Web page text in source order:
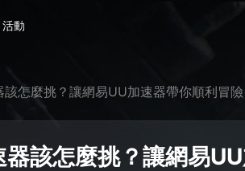
活動
怎麼挑？讓網易UU加速器帶你順利冒險
該怎麼挑？讓網易